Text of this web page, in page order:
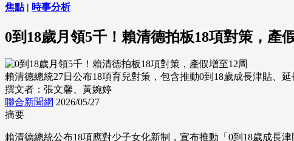
焦點| 時事分析
0到18歲月領5千！賴清德拍板18項對策，產
賴清德總統27日公布18項育兒對策，包含推動0到18歲成長津貼、
撰文者：張文馨、黃婉婷
聯合新聞網 2026/05/27
摘要
賴清德總統公布18項應對少子女化新制，宣布推動「0到18歲成長